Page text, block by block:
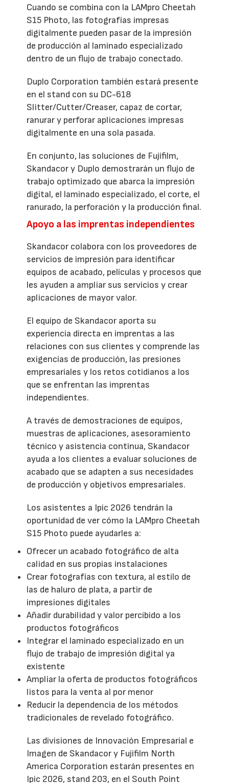
Cuando se combina con la LAMpro Cheetah
S15 Photo, las fotografías impresas
digitalmente pueden pasar de la impresión
de producción al laminado especializado
dentro de un flujo de trabajo conectado.
Duplo Corporation también estará presente
en el stand con su DC-618
Slitter/Cutter/Creaser, capaz de cortar,
ranurar y perforar aplicaciones impresas
digitalmente en una sola pasada.
En conjunto, las soluciones de Fujifilm,
Skandacor y Duplo demostrarán un flujo de
trabajo optimizado que abarca la impresión
digital, el laminado especializado, el corte, el
ranurado, la perforación y la producción final.
Apoyo a las imprentas independientes
Skandacor colabora con los proveedores de
servicios de impresión para identificar
equipos de acabado, películas y procesos que
les ayuden a ampliar sus servicios y crear
aplicaciones de mayor valor.
El equipo de Skandacor aporta su
experiencia directa en imprentas a las
relaciones con sus clientes y comprende las
exigencias de producción, las presiones
empresariales y los retos cotidianos a los
que se enfrentan las imprentas
independientes.
A través de demostraciones de equipos,
muestras de aplicaciones, asesoramiento
técnico y asistencia continua, Skandacor
ayuda a los clientes a evaluar soluciones de
acabado que se adapten a sus necesidades
de producción y objetivos empresariales.
Los asistentes a Ipic 2026 tendrán la
oportunidad de ver cómo la LAMpro Cheetah
S15 Photo puede ayudarles a:
Ofrecer un acabado fotográfico de alta
calidad en sus propias instalaciones
Crear fotografías con textura, al estilo de
las de haluro de plata, a partir de
impresiones digitales
Añadir durabilidad y valor percibido a los
productos fotográficos
Integrar el laminado especializado en un
flujo de trabajo de impresión digital ya
existente
Ampliar la oferta de productos fotográficos
listos para la venta al por menor
Reducir la dependencia de los métodos
tradicionales de revelado fotográfico.
Las divisiones de Innovación Empresarial e
Imagen de Skandacor y Fujifilm North
America Corporation estarán presentes en
Ipic 2026, stand 203, en el South Point